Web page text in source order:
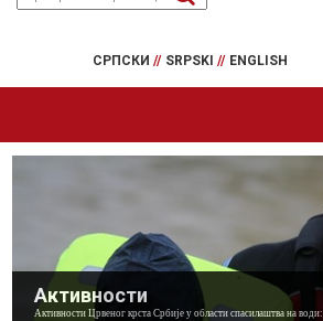
СРПСКИ // SRPSKI // ENGLISH
Активности
Активности Црвеног крста Србије у области спасилаштва на води: